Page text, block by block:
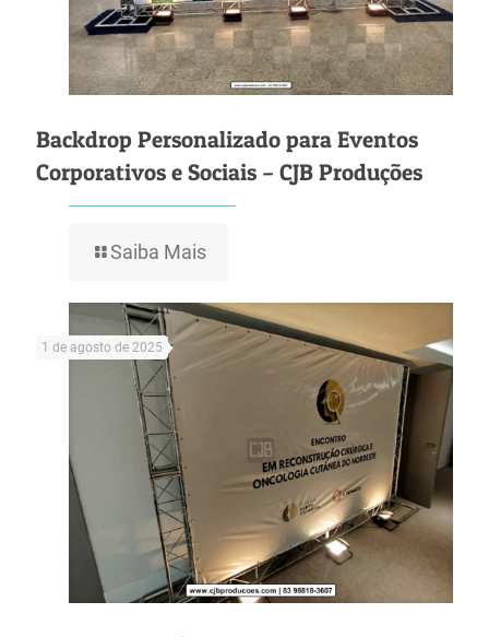
Backdrop Personalizado para Eventos
Corporativos e Sociais – CJB Produções
Saiba Mais
1 de agosto de 2025